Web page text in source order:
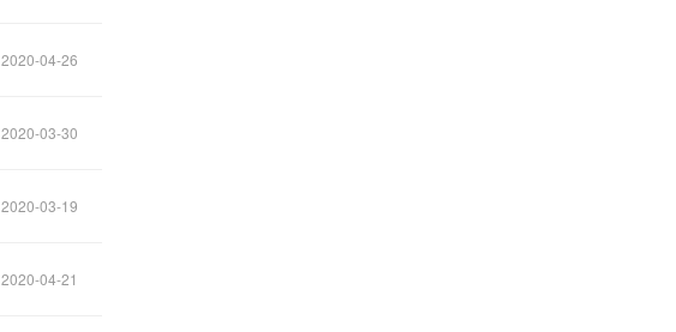
2020-04-26
2020-03-30
2020-03-19
2020-04-21